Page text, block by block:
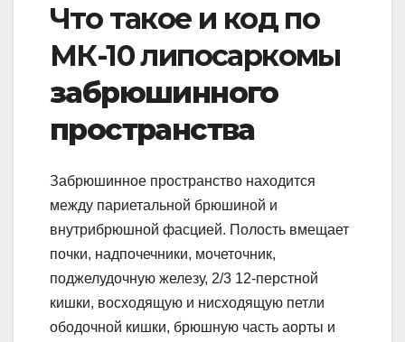
Что такое и код по
МК-10 липосаркомы
забрюшинного
пространства
Забрюшинное пространство находится
между париетальной брюшиной и
внутрибрюшной фасцией. Полость вмещает
почки, надпочечники, мочеточник,
поджелудочную железу, 2/3 12-перстной
кишки, восходящую и нисходящую петли
ободочной кишки, брюшную часть аорты и